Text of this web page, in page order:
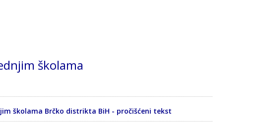
školama
školama Brčko distrikta BiH - pročišćeni tekst